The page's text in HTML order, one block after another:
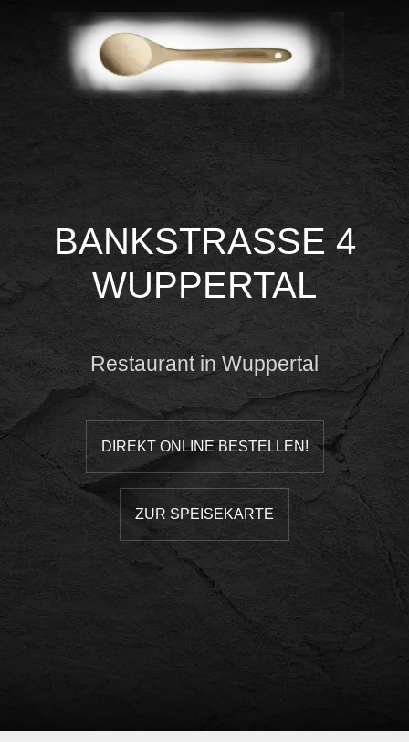
BANKSTRASSE 4 W
UPPERTAL
Restaurant in Wuppertal
DIREKT ONLINE BESTELLEN!
ZUR SPEISEKARTE